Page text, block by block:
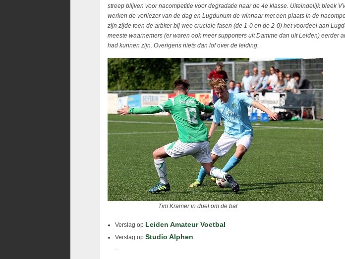
streep blijven voor nacompetitie voor degradatie naar de 4e klasse. Uiteindelijk bleek
werken de verliezer van de dag en Lugdunum de winnaar met een plaats in de
zijn zijde toen de arbiter bij wee cruciale fasen (de 1-0 en de 2-0) het voordeel aan
meeste waarnemers (er waren ook meer supporters uit Damme dan uit Leiden) eerder
had kunnen zijn. Overigens niets dan lof over de leiding.
Tim Kramer in duel om de bal
Verslag op Leiden Amateur Voetbal
Verslag op Studio Alphen
.